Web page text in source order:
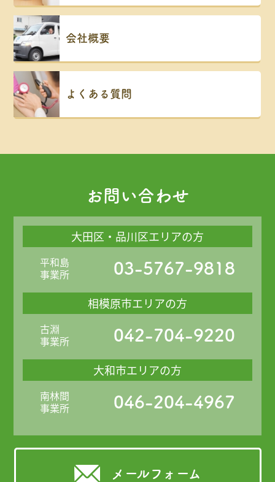
会社概要
よくある質問
お問い合わせ
大田区・品川区エリアの方
平和島
事業所
03-5767-9818
相模原市エリアの方
古淵
事業所
042-704-9220
大和市エリアの方
南林間
事業所
046-204-4967
メールフォーム